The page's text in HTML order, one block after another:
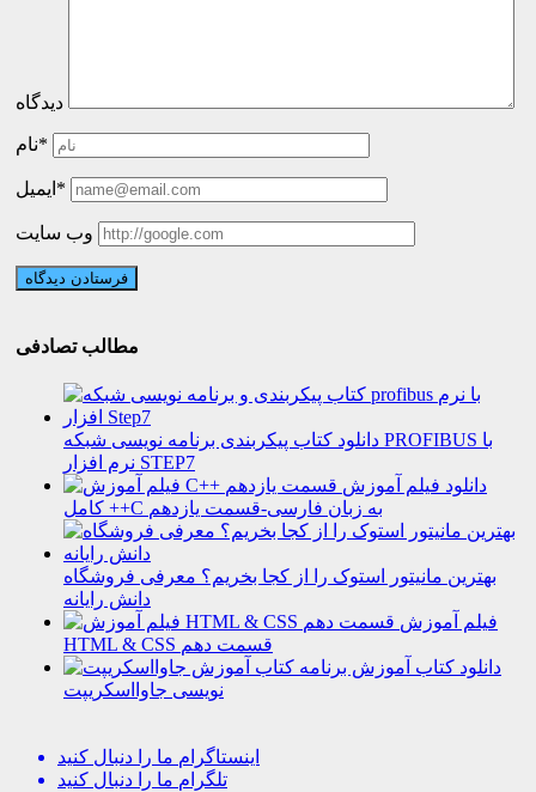
دیدگاه
نام*
ایمیل*
وب سایت
مطالب تصادفی
دانلود کتاب پیکربندی برنامه نویسی شبکه PROFIBUS با
نرم افزار STEP7
دانلود فیلم آموزش
کامل ++C به زبان فارسی-قسمت یازدهم
بهترین مانیتور استوک را از کجا بخریم؟ معرفی فروشگاه
دانش رایانه
فیلم آموزش
HTML & CSS قسمت دهم
دانلود کتاب آموزش برنامه
نویسی جاوااسکریپت
اینستاگرام ما را دنبال کنید
تلگرام ما را دنبال کنید